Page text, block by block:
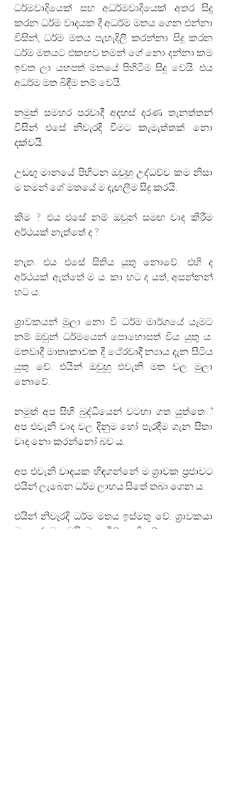
ධර්මවාදියෙක් සහ අධර්මවාදියෙක් අතර සිදු
කරන ධර්ම වාදයක දී අධර්ම මතය ගෙන එන්නා
විසින්‍, ධර්ම මතය පැහැදිලි කරන්නා සිදු කරන
ධර්ම මතයට එකඟව තමන් ගේ නො දන්නා කම
ඉවත ලා යහපත් මතයේ පිහිටීම සිදු වෙයි. එය
අධර්ම මත බිඳීම නම් වෙයි.
නමුත් සමහර පරවාදී අදහස් දරණ තැනත්තන්
විසින් එසේ නිවැරදි වීමට කැමැත්තක් නො
දක්වයි.
උඬඟු මානයේ පිහිටන ඔවුහු උද්ධච්ච කම නිසා
ම තමන් ගේ මතයේ ම දැඟලීම සිදු කරයි.
කිම ? එය එසේ නම් ඔවුන් සමඟ වාද කිරීම
අර්ථයක් නැත්තේ ද ?
නැත. එය එසේ සිතිය යුතු නොවේ. එහි ද
අර්ථයක් ඇත්තේ ම ය. කා හට ද යත්‍, අසන්නන්
හට ය.
ශ්‍රාවකයන් මුලා නො වී ධර්ම මාර්ගයේ යෑමට
නම් ඔවුන් ධර්මයෙන් පොහොසත් විය යුතු ය.
මතවාදී මාතෘකාවක දී ථේරවාදී න්‍යාය දැන සිටිය
යුතු වේ. එයින් ඔවුහු එවැනි මත වල මුලා
නොවේ.
නමුත් අප සිහි බුද්ධියෙන් වටහා ගත යුත්තෙ‍්‍
අප එවැනි වාද වල දිනුම හෝ පැරදීම ගැන සිතා
වාද නො කරන්නෝ බව ය.
අප එවැනි වාදයක හිඳගන්නේ ම ශ්‍රාවක ප්‍රජාවට
එයින් ලැබෙන ධර්ම ලාභය සිතේ තබා ගෙන ය.
එයින් නිවැරදි ධර්ම මතය ඉස්මතු වේ. ශ්‍රාවකයා
මුහුකුරා වැඩෙයි. මුලා වීම් නැති වේ.